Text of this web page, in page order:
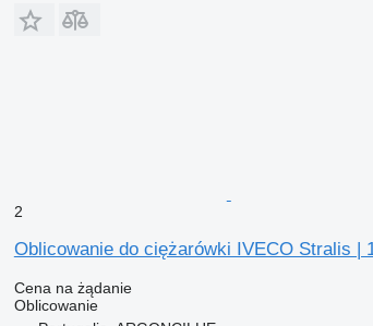
2
Oblicowanie do ciężarówki IVECO Stralis |
Cena na żądanie
Oblicowanie